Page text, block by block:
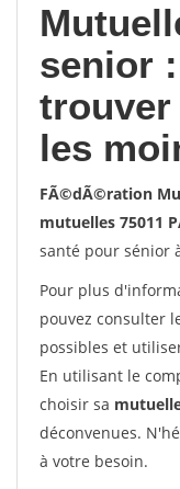
senior
trouver
les
FÃ©dÃ©ration
mutuelles 75011
santé pour sénior
Pour plus
pouvez consulter
possibles et
En utilisant le
choisir sa
déconvenues.
à votre besoin.